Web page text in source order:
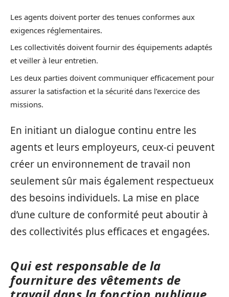
Les agents doivent porter des tenues conformes aux
exigences réglementaires.
Les collectivités doivent fournir des équipements adaptés
et veiller à leur entretien.
Les deux parties doivent communiquer efficacement pour
assurer la satisfaction et la sécurité dans l’exercice des
missions.
En initiant un dialogue continu entre les
agents et leurs employeurs, ceux-ci peuvent
créer un environnement de travail non
seulement sûr mais également respectueux
des besoins individuels. La mise en place
d’une culture de conformité peut aboutir à
des collectivités plus efficaces et engagées.
Qui est responsable de la
fourniture des vêtements de